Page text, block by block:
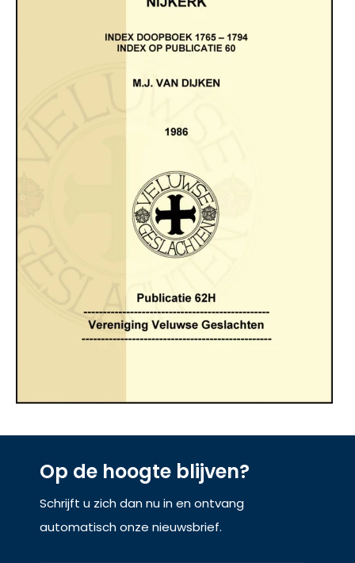
Op de hoogte blijven?
Schrijft u zich dan nu in en ontvang
automatisch onze nieuwsbrief.